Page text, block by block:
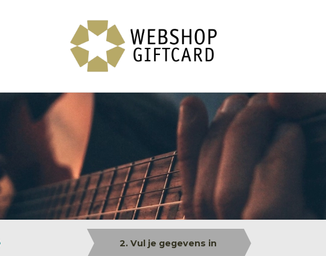
2. Vul je gegevens in